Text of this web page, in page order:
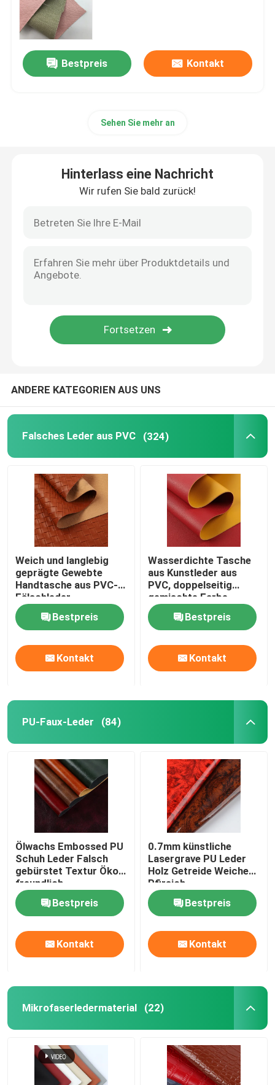
Verpackungsleder
Gewebe aus Silikonleder
Bestpreis Kontakt
Sehen Sie mehr an
Hinterlass eine Nachricht
Wir rufen Sie bald zurück!
ANDERE KATEGORIEN AUS UNS
Falsches Leder aus PVC (324)
Weich und langlebig
geprägte Gewebte
Handtasche aus PVC-
Fälschleder
Bestpreis
Kontakt
Wasserdichte Tasche
aus Kunstleder aus
PVC, doppelseitig
gemischte Farbe
Bestpreis
Kontakt
PU-Faux-Leder (84)
Ölwachs Embossed PU
Schuh Leder Falsch
gebürstet Textur Öko-
freundlich
Bestpreis
Kontakt
0.7mm künstliche
Lasergrave PU Leder
Holz Getreide Weiches
Pfirsich
Bestpreis
Kontakt
Mikrofaserledermaterial (22)